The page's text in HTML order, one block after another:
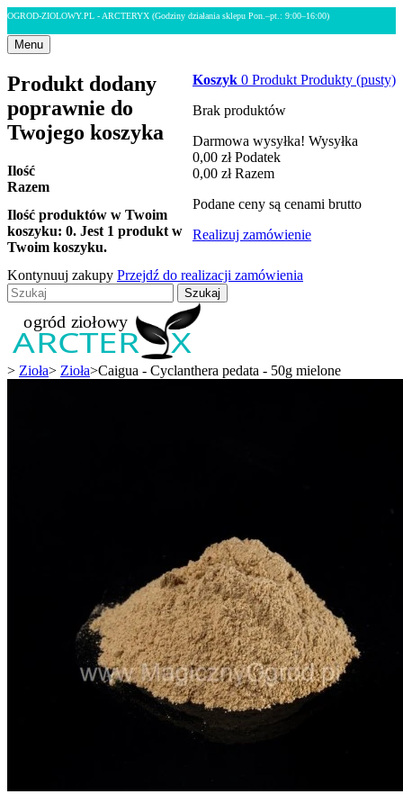
OGROD-ZIOLOWY.PL - ARCTERYX (Godziny działania sklepu Pon.–pt.: 9:00–16:00)
Menu
Koszyk 0 Produkt Produkty (pusty)
Brak produktów
Darmowa wysyłka! Wysyłka
0,00 zł Podatek
0,00 zł Razem
Podane ceny są cenami brutto
Realizuj zamówienie
Produkt dodany
poprawnie do
Twojego koszyka
Ilość
Razem
Ilość produktów w Twoim
koszyku: 0. Jest 1 produkt w
Twoim koszyku.
Kontynuuj zakupy Przejdź do realizacji zamówienia
Szukaj
> Zioła> Zioła>Caigua - Cyclanthera pedata - 50g mielone